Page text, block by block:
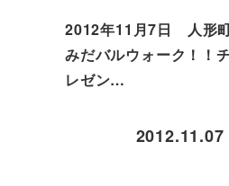
2012年11月7日 人形
みだバルウォーク！！
レゼン…
2012.11.07